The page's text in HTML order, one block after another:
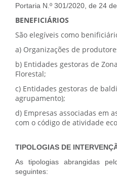
Portaria N.º 301/2020, de 24
BENEFICIÁRIOS
São elegíveis como
a) Organizações de
b) Entidades gestoras de
Florestal;
c) Entidades gestoras de
agrupamento);
d) Empresas associadas em
com o código de atividade
TIPOLOGIAS DE
As tipologias abrangidas
seguintes: